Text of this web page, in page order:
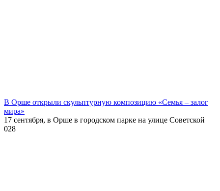
В Орше открыли скульптурную композицию «Семья – залог
мира»
17 сентября, в Орше в городском парке на улице Советской
028